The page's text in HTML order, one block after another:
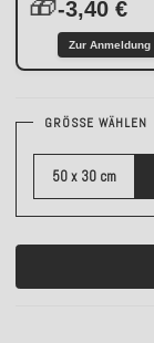
-3,40 €
Zur Anmeldung
GRÖSSE WÄHLEN
50 x 30 cm